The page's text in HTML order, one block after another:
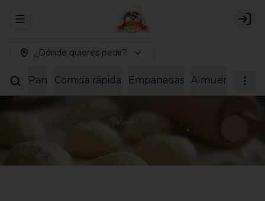
Abrir menu de navegación
¿Dónde quieres pedir?
Pan Comida rápida Empanadas Almuerzos